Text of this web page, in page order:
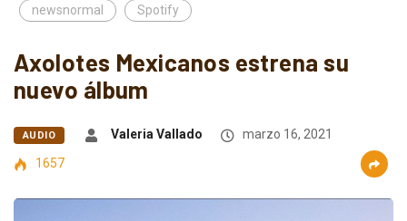
newsnormal Spotify
Axolotes Mexicanos estrena su
nuevo álbum
AUDIO Valeria Vallado
marzo 16, 2021
1657